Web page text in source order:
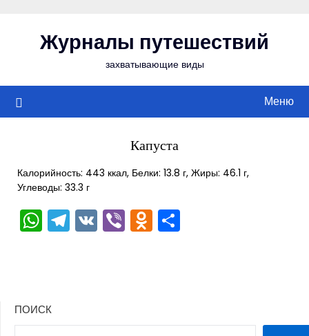
содержимомуЖурналы путешествий
захватывающие виды
Меню
Капуста
Калорийность: 443 ккал, Белки: 13.8 г, Жиры: 46.1 г,
Углеводы: 33.3 г
WhatsApp
Telegram
VKViberOdnoklassniki
ПОИСК